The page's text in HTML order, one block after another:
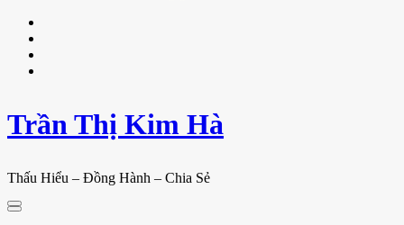
Trần Thị Kim Hà
Thấu Hiểu – Đồng Hành – Chia Sẻ